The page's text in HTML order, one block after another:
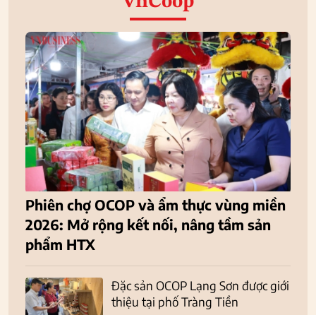
Phiên chợ OCOP và ẩm thực vùng miền
2026: Mở rộng kết nối, nâng tầm sản
phẩm HTX
Đặc sản OCOP Lạng Sơn được giới
thiệu tại phố Tràng Tiền